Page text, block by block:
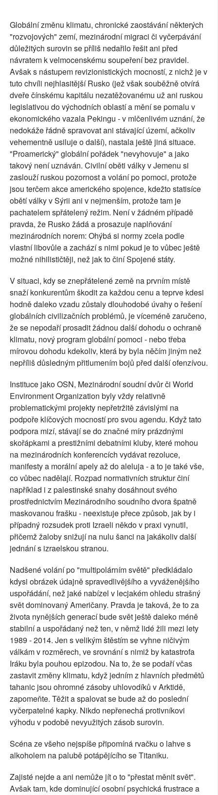
Globální změnu klimatu, chronické zaostávání některých
"rozvojových" zemí, mezinárodní migraci či vyčerpávání
důležitých surovin se příliš nedařilo řešit ani před
návratem k velmocenskému soupeření bez pravidel.
Avšak s nástupem revizionistických mocností, z nichž je v
tuto chvíli nejhlasitější Rusko (jež však souběžně otvírá
dveře čínskému kapitálu nezatěžovanému už ani ruskou
legislativou do východních oblastí a mění se pomalu v
ekonomického vazala Pekingu - v mlčenlivém uznání, že
nedokáže řádně spravovat ani stávající území, ačkoliv
vehementně usiluje o další), nastala ještě jiná situace.
"Proamerický" globální pořádek "nevyhovuje" a jako
takový není uznáván. Civilní oběti války v Jemenu si
zaslouží ruskou pozornost a volání po pomoci, protože
jsou terčem akce amerického spojence, kdežto statisíce
obětí války v Sýrii ani v nejmenším, protože tam je
pachatelem spřátelený režim. Není v žádném případě
pravda, že Rusko žádá a prosazuje naplňování
mezinárodních norem: Ohýbá si normy zcela podle
vlastní libovůle a zachází s nimi pokud je to vůbec ještě
možné nihilističtěji, než jak to činí Spojené státy.
V situaci, kdy se znepřátelené země na prvním místě
snaží konkurentům škodit za každou cenu a teprve kdesi
hodně daleko vzadu zůstaly dlouhodobé úvahy o řešení
globálních civilizačních problémů, je víceméně zaručeno,
že se nepodaří prosadit žádnou další dohodu o ochraně
klimatu, nový program globální pomoci - nebo třeba
mírovou dohodu kdekoliv, která by byla něčím jiným než
nepříliš důsledným přitlumením bojů před další ofenzívou.
Instituce jako OSN, Mezinárodní soudní dvůr či World
Environment Organization byly vždy relativně
problematickými projekty nepřetržitě závislými na
podpoře klíčových mocností pro svou agendu. Když tato
podpora mizí, stávají se do značné míry prázdnými
skořápkami a prestižními debatními kluby, které mohou
na mezinárodních konferencích vydávat rezoluce,
manifesty a morální apely až do aleluja - a to je také vše,
co vůbec nadělají. Rozpad normativních struktur činí
například i z palestinské snahy dosáhnout svého
prostřednictvím Mezinárodního soudního dvora špatně
maskovanou frašku - neexistuje přece způsob, jak by i
případný rozsudek proti Izraeli někdo v praxi vynutil,
přičemž žaloby snižují na nulu šanci na jakákoliv další
jednání s izraelskou stranou.
Nadšené volání po "multipolárním světě" předkládalo
kdysi obrázek údajně spravedlivějšího a vyváženějšího
uspořádání, než jaké nabízel v lecjakém ohledu strašný
svět dominovaný Američany. Pravda je taková, že to za
života nynějších generací bude svět ještě daleko méně
stabilní a uspořádaný než ten, v němž lidé žili mezi lety
1989 - 2014. Jen s velikým štěstím se vyhne ničivým
válkám v rozměrech, ve srovnání s nimiž by katastrofa
Iráku byla pouhou epizodou. Na to, že se podaří včas
zastavit změny klimatu, když jedním z hlavních předmětů
tahanic jsou ohromné zásoby uhlovodíků v Arktidě,
zapomeňte. Těžit a spalovat se bude až do poslední
vyčerpatelné kapky. Nikdo nepřenechá protivníkovi
výhodu v podobě nevyužitých zásob surovin.
Scéna ze všeho nejspíše připomíná rvačku o lahve s
alkoholem na palubě potápějícího se Titaniku.
Zajisté nejde a ani nemůže jít o to "přestat měnit svět".
Avšak tam, kde dominující osobní psychická frustrace a